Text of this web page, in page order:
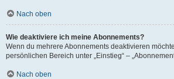
Nach oben
Wie deaktiviere ich meine Abonnements?
Wenn du mehrere Abonnements deaktivieren
persönlichen Bereich unter „Einstieg“ –
Nach oben